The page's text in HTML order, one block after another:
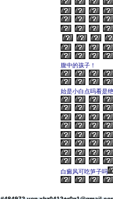
腹中的孩子！
始是小白点吗看是
白癜风可吃笋子吗